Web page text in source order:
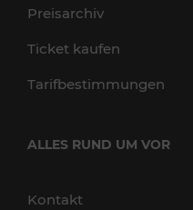
Preisarchiv
Ticket kaufen
Tarifbestimmungen
ALLES RUND UM VOR
Kontakt